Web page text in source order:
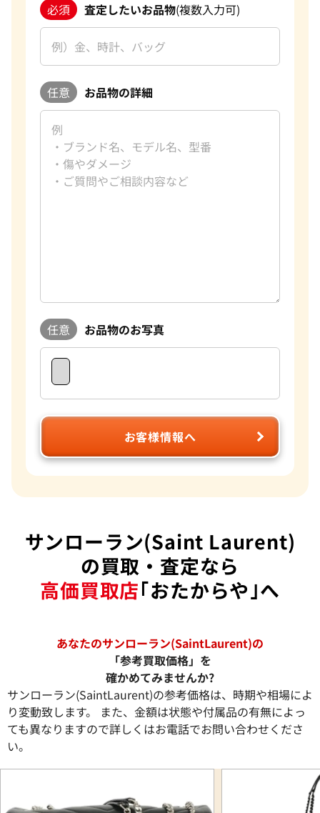
必須 査定したいお品物(複数入力可)
任意 お品物の詳細
任意 お品物のお写真
お客様情報へ
サンローラン(Saint Laurent)
の買取・査定なら
高価買取店｢おたからや｣へ
あなたのサンローラン(SaintLaurent)の
「参考買取価格」を
確かめてみませんか?
サンローラン(SaintLaurent)の参考価格は、時期や相場によ
り変動致します。 また、金額は状態や付属品の有無によっ
ても異なりますので詳しくはお電話でお問い合わせくださ
い。